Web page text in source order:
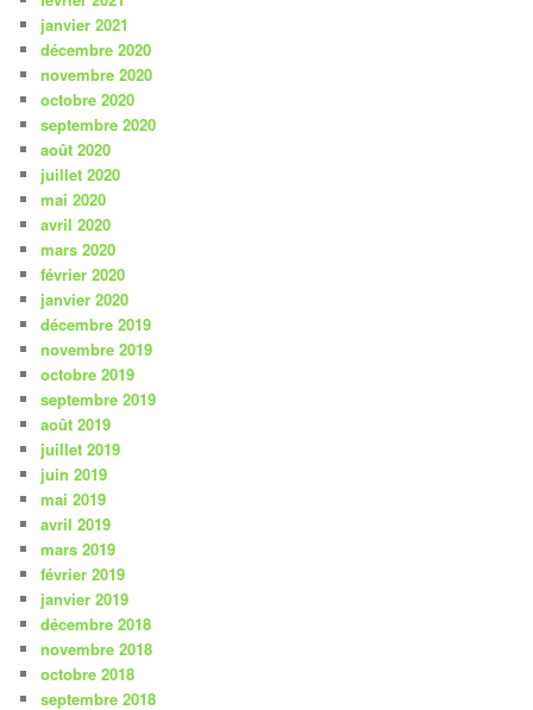
janvier 2021
décembre 2020
novembre 2020
octobre 2020
septembre 2020
août 2020
juillet 2020
mai 2020
avril 2020
mars 2020
février 2020
janvier 2020
décembre 2019
novembre 2019
octobre 2019
septembre 2019
août 2019
juillet 2019
juin 2019
mai 2019
avril 2019
mars 2019
février 2019
janvier 2019
décembre 2018
novembre 2018
octobre 2018
septembre 2018